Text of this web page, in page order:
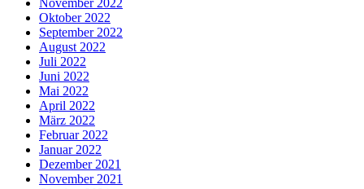
Oktober 2022
September 2022
August 2022
Juli 2022
Juni 2022
Mai 2022
April 2022
März 2022
Februar 2022
Januar 2022
Dezember 2021
November 2021